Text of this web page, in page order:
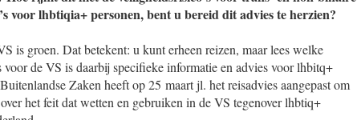
voor lhbtiqia+ personen, bent u bereid dit advies te herzien?
is groen. Dat betekent: u kunt erheen reizen, maar lees welke
voor de VS is daarbij specifieke informatie en advies voor lhbitq+
Zaken heeft op 25 maart jl. het reisadvies aangepast om
het feit dat wetten en gebruiken in de VS tegenover lhbtiq+